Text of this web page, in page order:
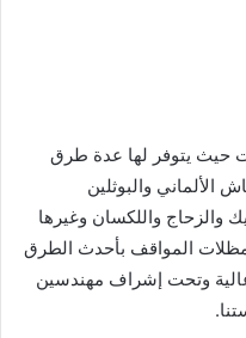
حيث يتوفر لها عدة طرق
الألماني والبوثلين
والزحاج واللكسان وغيرها
مظلات المواقف بأحدث الطرق
عالية وتحت إشراف مهندسين